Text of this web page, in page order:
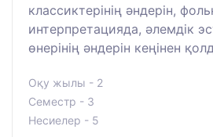
классиктерінің әндерін,
интерпретацияда, әлемдік
өнерінің әндерін кеңінен
Оқу жылы - 2
Семестр - 3
Несиелер - 5